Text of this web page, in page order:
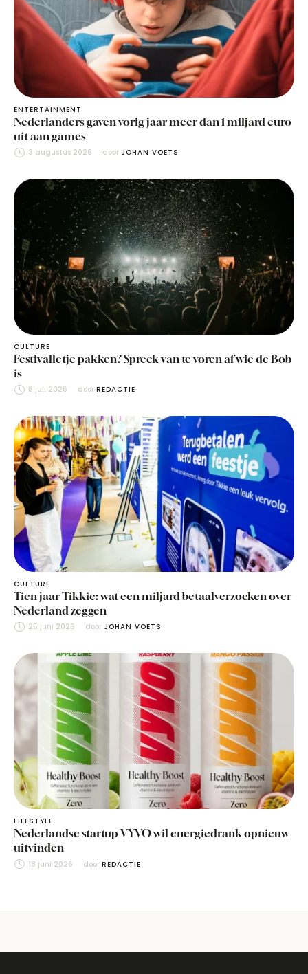
ENTERTAINMENT
Nederlanders gaven vorig jaar meer dan 1 miljard euro
uit aan games
3 augustus 2026 door JOHAN VOETS
CULTURE
Festivalletje pakken? Spreek van te voren af wie de Bob
is
8 juli 2026 door REDACTIE
CULTURE
Tien jaar Tikkie: wat een miljard betaalverzoeken over
Nederland zeggen
25 juni 2026 door JOHAN VOETS
LIFESTYLE
Nederlandse startup VYVO wil energiedrank opnieuw
uitvinden
18 juni 2026 door REDACTIE